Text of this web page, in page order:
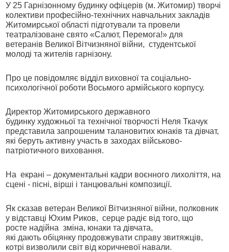
У 25 Гарнізонному будинку офіцерів (м. Житомир) творчі
колективи професійно-технічних навчальних закладів
Житомирської області підготували та провели
театралізоване свято «Салют, Перемога!» для
ветеранів Великої Вітчизняної війни, студентської
молоді та жителів гарнізону.
Про це повідомляє відділ виховної та соціально-
психологічної роботи Восьмого армійського корпусу.
Директор Житомирського державного
будинку художньої та технічної творчості Неля Ткачук
представила запрошеним талановитих юнаків та дівчат,
які беруть активну участь в заходах військово-
патріотичного виховання.
На екрані – документальні кадри воєнного лихоліття, на
сцені - пісні, вірші і танцювальні композиції.
Як сказав ветеран Великої Вітчизняної війни, полковник
у відставці Юхим Риков, серце радіє від того, що
росте надійна зміна, юнаки та дівчата,
які дають обіцянку продовжувати справу звитяжців,
котрі визволили світ від коричневої навали.